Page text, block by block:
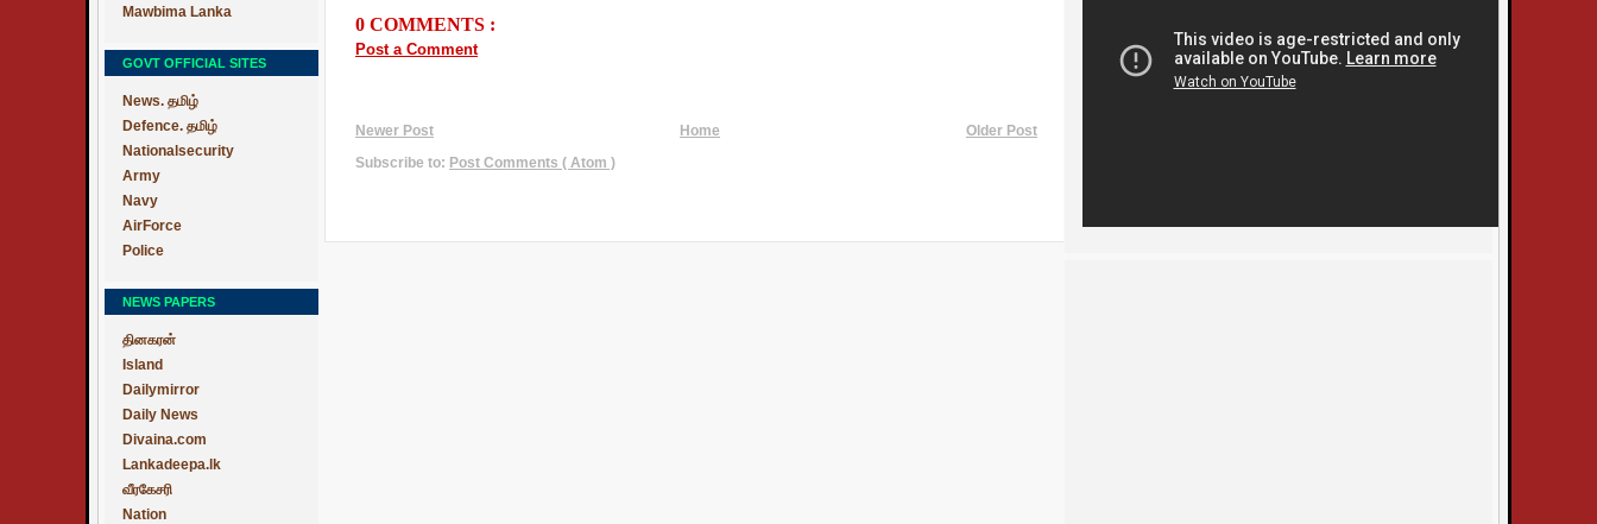
Mawbima Lanka
GOVT OFFICIAL SITES
News. தமிழ்
Defence. தமிழ்
Nationalsecurity
Army
Navy
AirForce
Police
NEWS PAPERS
தினகரன்
Island
Dailymirror
Daily News
Divaina.com
Lankadeepa.lk
வீரகேசரி
Nation
0 COMMENTS :
Post a Comment
Newer Post Older Post
Home
Subscribe to: Post Comments ( Atom )